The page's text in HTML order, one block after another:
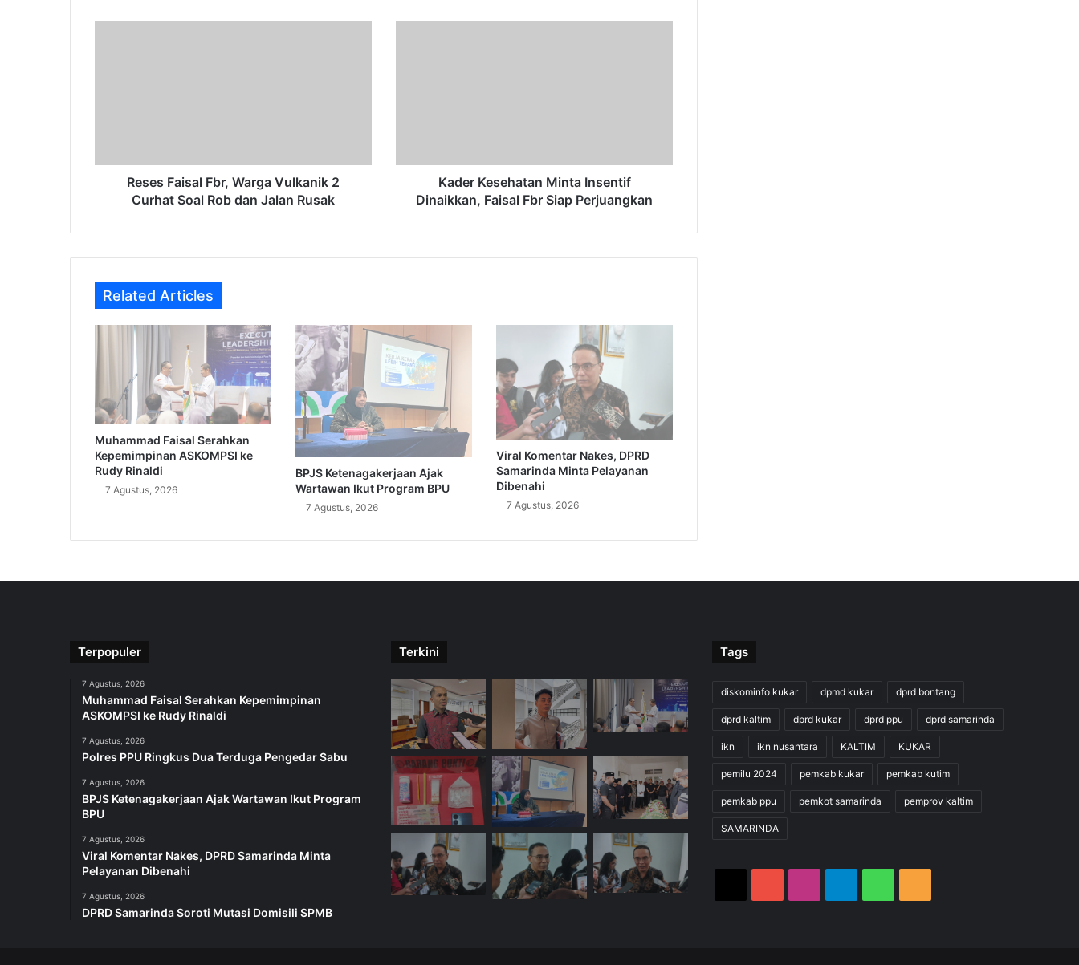
Rob
Reses Faisal Fbr, Warga Vulkanik 2
Curhat Soal Rob dan Jalan Rusak
Perjuangkan
Kader Kesehatan Minta Insentif
Dinaikkan, Faisal Fbr Siap Perjuangkan
Related Articles
Muhammad Faisal Serahkan
Kepemimpinan ASKOMPSI ke
Rudy Rinaldi
7 Agustus, 2026
BPJS Ketenagakerjaan Ajak
Wartawan Ikut Program BPU
7 Agustus, 2026
Viral Komentar Nakes, DPRD
Samarinda Minta Pelayanan
Dibenahi
7 Agustus, 2026
Terpopuler
7 Agustus, 2026
Muhammad Faisal Serahkan Kepemimpinan
ASKOMPSI ke Rudy Rinaldi
7 Agustus, 2026
Polres PPU Ringkus Dua Terduga Pengedar Sabu
7 Agustus, 2026
BPJS Ketenagakerjaan Ajak Wartawan Ikut Program
BPU
7 Agustus, 2026
Viral Komentar Nakes, DPRD Samarinda Minta
Pelayanan Dibenahi
7 Agustus, 2026
DPRD Samarinda Soroti Mutasi Domisili SPMB
Terkini Tags
diskominfo kukar dpmd kukar dprd bontang
dprd kaltim dprd kukar dprd ppu dprd samarinda
ikn ikn nusantara KALTIM KUKAR
pemilu 2024 pemkab kukar pemkab kutim
pemkab ppu pemkot samarinda pemprov kaltim
SAMARINDA